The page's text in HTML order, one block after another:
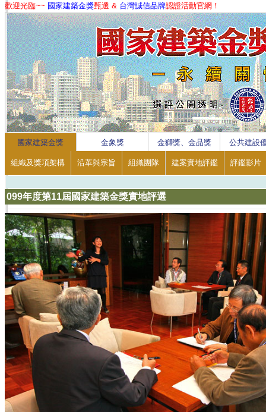
歡迎光臨~~ 國家建築金獎甄選 & 台灣誠信品牌認證活動官網！
1
2
3
4
國家建築金獎 金象獎 金獅獎、金品獎 公共建設
組織及獎項架構 沿革與宗旨 組織團隊 建案實地評鑑 評鑑影片
099年度第11屆國家建築金獎實地評選